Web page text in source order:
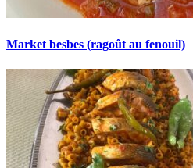
Market besbes (ragoût au fenouil)